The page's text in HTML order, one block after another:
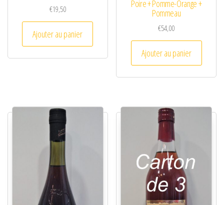
€19,50
Ajouter au panier
Poire + Pomme-Orange +
Pommeau
€54,00
Ajouter au panier